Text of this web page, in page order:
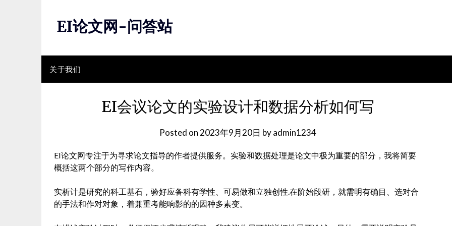
EI论文网-问答站
关于我们
EI会议论文的实验设计和数据分析如何写
Posted on 2023年9月20日 byadmin1234
EI论文网专注于为寻求论文指导的作者提供服务。实验和数据处理是论文中极为重要的部分，我将简要
概括这两个部分的写作内容。
实析计是研究的科工基石，验好应备科有学性、可易做和立独创性.在阶始段研，就需明有确目、选对合
的手法和作对对象，着兼重考能响影的的因种多素变。